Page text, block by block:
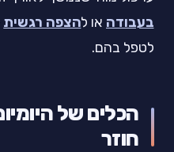
בעבודה או להצפה רגשית
לטפל בהם.
הכלים של
חוזר